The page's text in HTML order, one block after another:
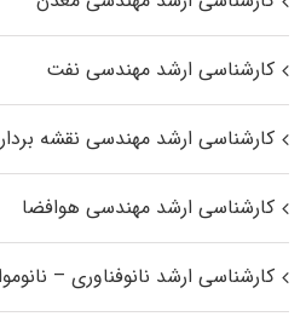
کارشناسی ارشد مهندسی نفت
کارشناسی ارشد مهندسی نقشه
کارشناسی ارشد مهندسی هوافضا
کارشناسی ارشد نانوفناوری –